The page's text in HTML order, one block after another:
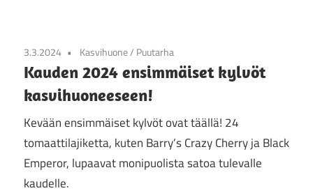
3.3.2024 Kasvihuone/ Puutarha
Kauden 2024 ensimmäiset kylvöt
kasvihuoneeseen!
Kevään ensimmäiset kylvöt ovat täällä! 24
tomaattilajiketta, kuten Barry’s Crazy Cherry ja Black
Emperor, lupaavat monipuolista satoa tulevalle
kaudelle.